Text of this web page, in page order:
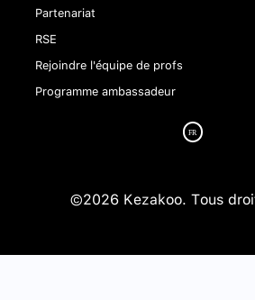
Partenariat
RSE
Rejoindre l'équipe de profs
Programme ambassadeur
©2026 Kezakoo. Tous